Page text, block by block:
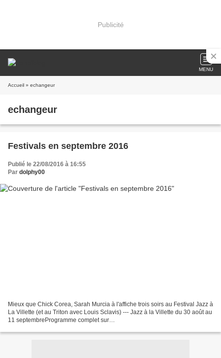
Publicité
MENU
Accueil » echangeur
echangeur
Festivals en septembre 2016
Publié le 22/08/2016 à 16:55
Par dolphy00
Mieux que Chick Corea, Sarah Murcia à l'affiche trois soirs au Festival Jazz à
La Villette (et au Triton avec Louis Sclavis) --- Jazz à la Villette du 30 août au
11 septembreProgramme complet sur